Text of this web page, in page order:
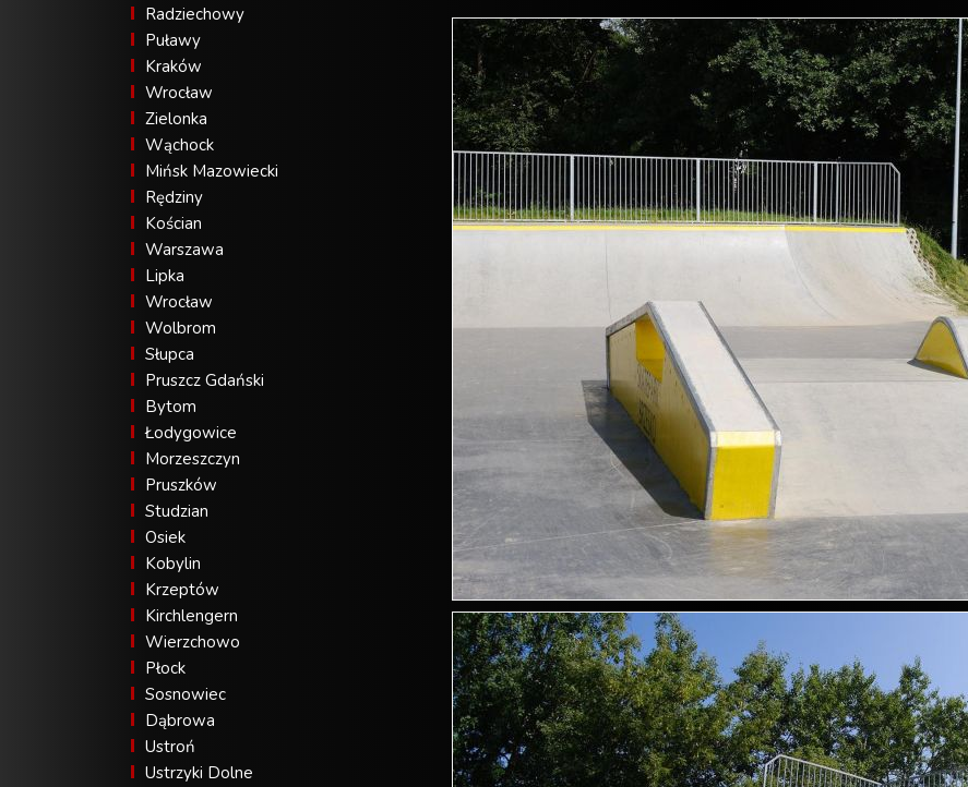
Radziechowy
Puławy
Kraków
Wrocław
Zielonka
Wąchock
Mińsk Mazowiecki
Rędziny
Kościan
Warszawa
Lipka
Wrocław
Wolbrom
Słupca
Pruszcz Gdański
Bytom
Łodygowice
Morzeszczyn
Pruszków
Studzian
Osiek
Kobylin
Krzeptów
Kirchlengern
Wierzchowo
Płock
Sosnowiec
Dąbrowa
Ustroń
Ustrzyki Dolne